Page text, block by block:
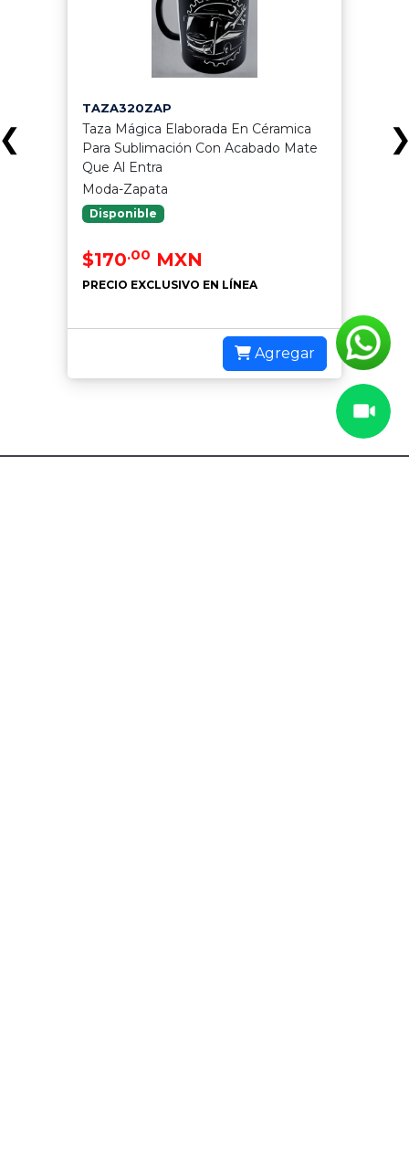
TAZA320ZAP
Taza Mágica Elaborada En Céramica
Para Sublimación Con Acabado Mate
Que Al Entra
Moda-Zapata
Disponible
$170.00 MXN
PRECIO EXCLUSIVO EN LÍNEA
Agregar